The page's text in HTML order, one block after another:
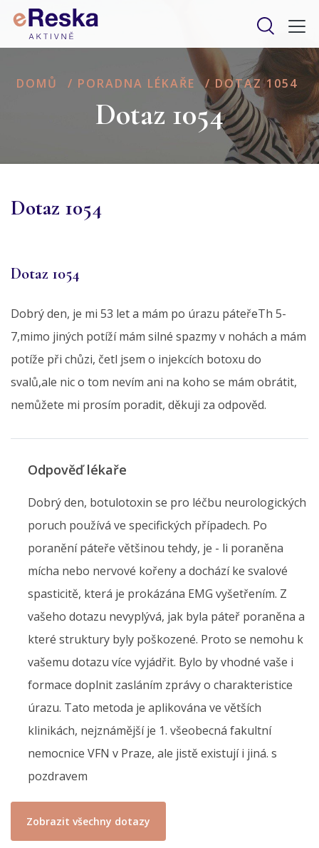
DOMŮ / PORADNA LÉKAŘE / DOTAZ 1054
Dotaz 1054
Dotaz 1054
Dotaz 1054
Dobrý den, je mi 53 let a mám po úrazu páteřeTh 5-
7,mimo jiných potíží mám silné spazmy v nohách a mám
potíže při chůzi, četl jsem o injekcích botoxu do
svalů,ale nic o tom nevím ani na koho se mám obrátit,
nemůžete mi prosím poradit, děkuji za odpověd.
Odpověď lékaře
Dobrý den, botulotoxin se pro léčbu neurologických
poruch používá ve specifických případech. Po
poranění páteře většinou tehdy, je - li poraněna
mícha nebo nervové kořeny a dochází ke svalové
spasticitě, která je prokázána EMG vyšetřením. Z
vašeho dotazu nevyplývá, jak byla páteř poraněna a
které struktury byly poškozené. Proto se nemohu k
vašemu dotazu více vyjádřit. Bylo by vhodné vaše i
formace doplnit zasláním zprávy o charakteristice
úrazu. Tato metoda je aplikována ve větších
klinikách, nejznámější je 1. všeobecná fakultní
nemocnice VFN v Praze, ale jistě existují i jiná. s
pozdravem
Zobrazit všechny dotazy